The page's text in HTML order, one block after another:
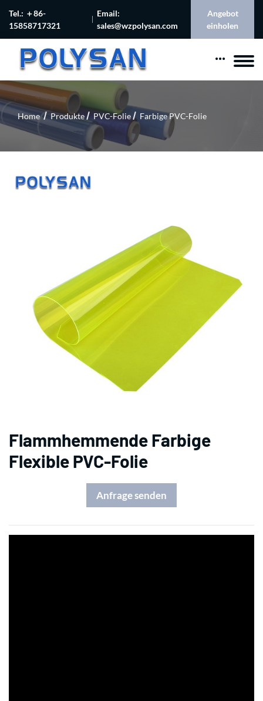
Tel.: ＋86-
15858717321
Email:
sales@wzpolysan.com
Angebot
einholen
Home Produkte PVC-Folie Farbige PVC-Folie
Flammhemmende Farbige
Flexible PVC-Folie
Anfrage senden